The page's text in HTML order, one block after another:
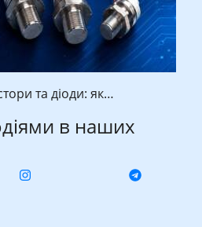
та діоди: як…
в наших